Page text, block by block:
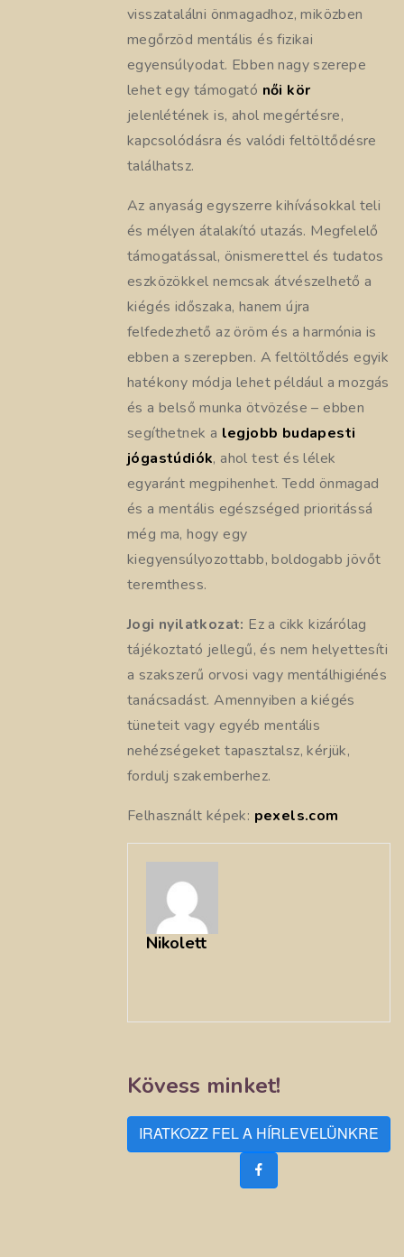
visszatalálni önmagadhoz, miközben
megőrzöd mentális és fizikai
egyensúlyodat. Ebben nagy szerepe
lehet egy támogató női kör
jelenlétének is, ahol megértésre,
kapcsolódásra és valódi feltöltődésre
találhatsz.
Az anyaság egyszerre kihívásokkal teli
és mélyen átalakító utazás. Megfelelő
támogatással, önismerettel és tudatos
eszközökkel nemcsak átvészelhető a
kiégés időszaka, hanem újra
felfedezhető az öröm és a harmónia is
ebben a szerepben. A feltöltődés egyik
hatékony módja lehet például a mozgás
és a belső munka ötvözése – ebben
segíthetnek a legjobb budapesti
jógastúdiók, ahol test és lélek
egyaránt megpihenhet. Tedd önmagad
és a mentális egészséged prioritássá
még ma, hogy egy
kiegyensúlyozottabb, boldogabb jövőt
teremthess.
Jogi nyilatkozat: Ez a cikk kizárólag
tájékoztató jellegű, és nem helyettesíti
a szakszerű orvosi vagy mentálhigiénés
tanácsadást. Amennyiben a kiégés
tüneteit vagy egyéb mentális
nehézségeket tapasztalsz, kérjük,
fordulj szakemberhez.
Felhasznált képek: pexels.com
Nikolett
Kövess minket!
IRATKOZZ FEL A HÍRLEVELÜNKRE